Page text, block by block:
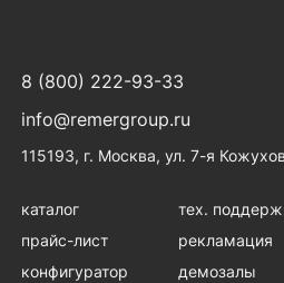
10-Cord-C13-S-5
Шнур питания IEC 60320
А / 250 В (3 × 1,5), длина 1,8
R-16-Cord-C19-S-1.8
8 (800) 222-93-33
info@remergroup.ru
115193, г. Москва, ул. 7-я
каталог
прайс-лист
конфигуратор
тех.
рекламация
демозалы